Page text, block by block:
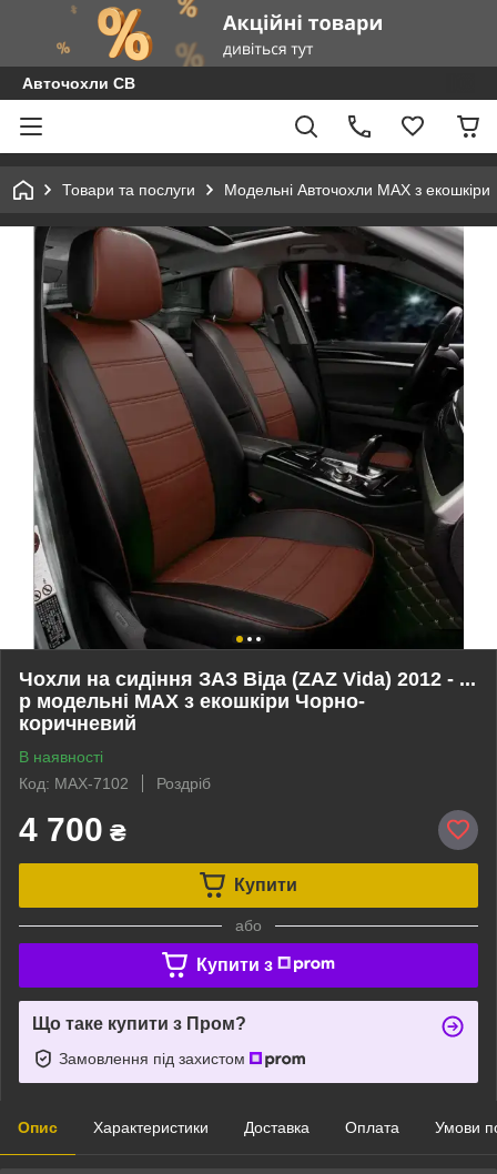
Авточохли СВ
Товари та послуги Модельні Авточохли MAX з екошкіри
Чохли на сидіння ЗАЗ Віда (ZAZ Vida) 2012 - ...
р модельні MAX з екошкіри Чорно-
коричневий
В наявності
Код: MAX-7102
Роздріб
4 700 ₴
Купити
або
Купити з
Що таке купити з Пром?
Замовлення під захистом
Опис Характеристики Доставка Оплата Умови